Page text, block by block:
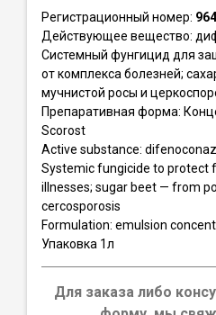
Регистрационный номер: 964
Действующее вещество:
Системный фунгицид для
от комплекса болезней;
мучнистой росы и
Препаративная форма:
Scorost
Active substance:
Systemic fungicide to protect
illnesses; sugar beet — from
cercosporosis
Formulation: emulsion
Упаковка 1л
Для заказа либо